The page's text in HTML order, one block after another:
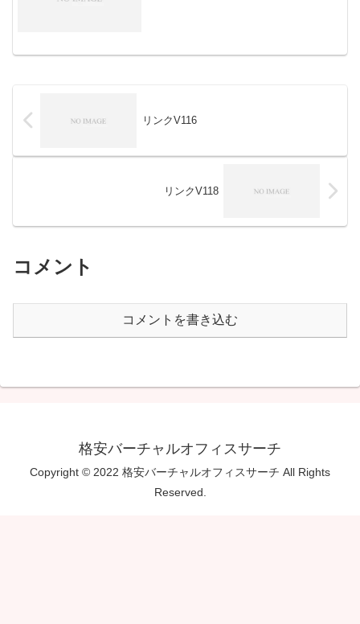
リンクV116
リンクV118
コメント
コメントを書き込む
格安バーチャルオフィスサーチ
Copyright © 2022 格安バーチャルオフィスサーチ All Rights
Reserved.